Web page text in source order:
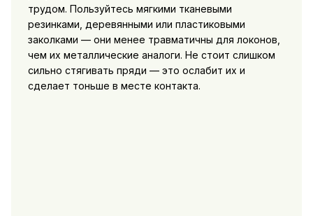
трудом. Пользуйтесь мягкими тканевыми
резинками, деревянными или пластиковыми
заколками — они менее травматичны для локонов,
чем их металлические аналоги. Не стоит слишком
сильно стягивать пряди — это ослабит их и
сделает тоньше в месте контакта.